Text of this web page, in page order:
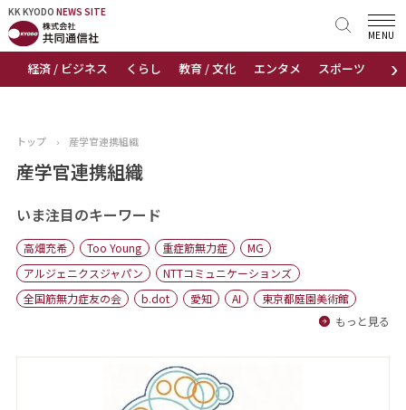
KK KYODO NEWS SITE
›
経済 / ビジネス くらし 教育 / 文化 エンタメ スポーツ 地域
MENU
KK KYODONEWS SITE
トップページ
ニュース
おすすめコンテンツ
出版物
会社概要
トップ › 産学官連携組織
産学官連携組織
いま注目のキーワード
高畑充希 Too Young 重症筋無力症
MG
アルジェニクスジャパン
NTTコミュニケーションズ
全国筋無力症友の会
b.dot 愛知 AI
東京都庭園美術館
もっと見る